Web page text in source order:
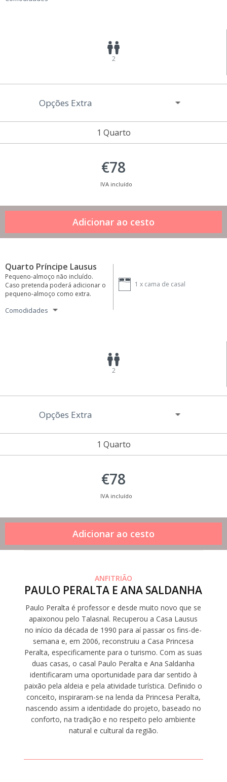
2
1 Quarto
Opções Extra
€78
IVA incluído
Quarto Príncipe Lausus
Pequeno-almoço não incluído.
Caso pretenda poderá adicionar o
pequeno-almoço como extra.
Comodidades
1 x cama de casal
2
1 Quarto
Opções Extra
€78
IVA incluído
ANFITRIÃO
PAULO PERALTA E ANA SALDANHA
Paulo Peralta é professor e desde muito novo que se
apaixonou pelo Talasnal. Recuperou a Casa Lausus
no início da década de 1990 para aí passar os fins-de-
semana e, em 2006, reconstruiu a Casa Princesa
Peralta, especificamente para o turismo. Com as suas
duas casas, o casal Paulo Peralta e Ana Saldanha
identificaram uma oportunidade para dar sentido à
paixão pela aldeia e pela atividade turística. Definido o
conceito, inspiraram-se na lenda da Princesa Peralta,
nascendo assim a identidade do projeto, baseado no
conforto, na tradição e no respeito pelo ambiente
natural e cultural da região.